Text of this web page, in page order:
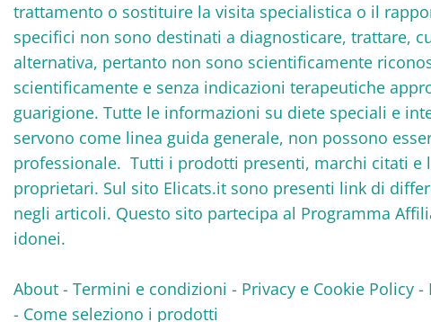
trattamento o sostituire la visita specialistica o il
specifici non sono destinati a diagnosticare, trattare,
alternativa, pertanto non sono scientificamente
scientificamente e senza indicazioni terapeutiche
guarigione. Tutte le informazioni su diete speciali e
servono come linea guida generale, non possono
professionale. Tutti i prodotti presenti, marchi citati
proprietari. Sul sito Elicats.it sono presenti link di
negli articoli. Questo sito partecipa al Programma
idonei.
About - Termini e condizioni - Privacy e Cookie Policy -
- Come seleziono i prodotti